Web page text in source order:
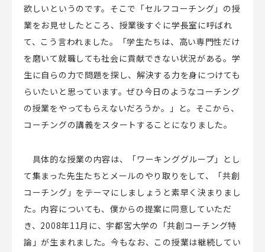
欲しいというのです。そこで「セルフコーチング」の授
業をお見せしたところ、授業後すぐに学長室に呼ばれ
て、こう言われました。「学生たちは、高い専門性だけ
を磨いて就職しても社会に貢献できない状況がある。学
生に自らの力で問題を探し、解決する力を身につけても
らいたいと思っています。ぜひ今日のようなコーチング
の授業をやってもらえないだろうか。」と。そこから、
コーチングの講義をスタートすることになりました。
具体的な授業の内容は、「ワーキンググループ」とし
て集まった先生たちとメールのやり取りをして、「共創
コーチング」をテーマにしましょうと素早く決まりまし
た。内容についても、僕からの提案に同意していただ
き、 2008年11月に、宇都宮大学の「共創コーチング特
論」が生まれました。今もなお、この授業は継続してい